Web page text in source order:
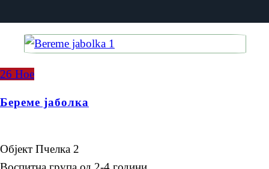
26 Ное
Береме јаболка
Објект Пчелка 2